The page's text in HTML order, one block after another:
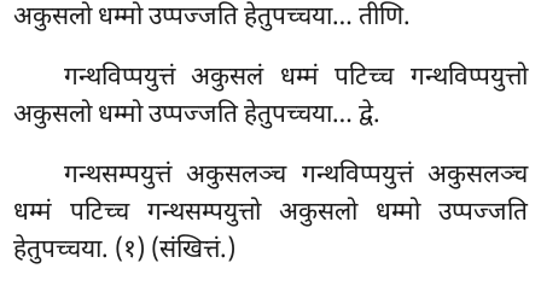
अकुसलोधम्मो उप्पज्जति हेतुपच्चया… तीणि.
गन्थविप्पयुत्तं अकुसलं धम्मं पटिच्च गन्थविप्पयुत्तो
अकुसलो धम्मो उप्पज्जति हेतुपच्चया… द्वे.
गन्थसम्पयुत्तं अकुसलञ्च गन्थविप्पयुत्तं अकुसलञ्च
धम्मं पटिच्च गन्थसम्पयुत्तो अकुसलो धम्मो उप्पज्जति
हेतुपच्चया. (१) (संखित्तं.)